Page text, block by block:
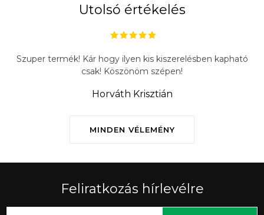
Utolsó értékelés
MINDEN VÉLEMÉNY
Szuper termék! Kár hogy ilyen kis kiszerelésben kapható
csak! Köszönöm szépen!
Horváth Krisztián
Feliratkozás hírlevélre